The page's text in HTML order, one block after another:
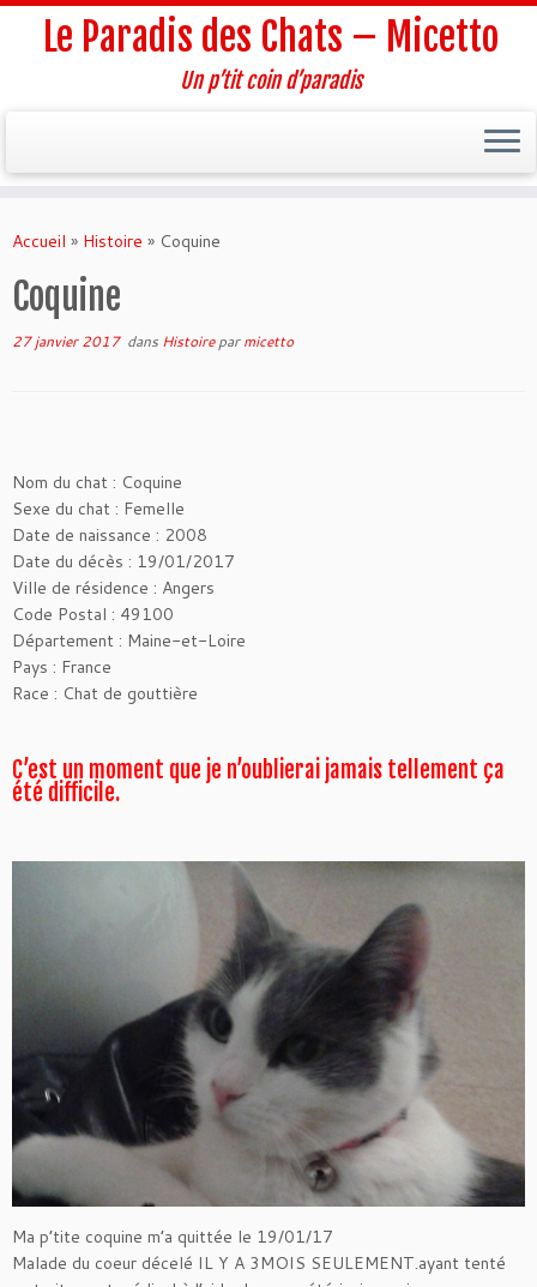
au
Le Paradis des Chats – Micetto
Un p’tit coin d’paradis
Accueil » Histoire » Coquine
Coquine
27 janvier 2017dans Histoireparmicetto
Nom du chat : Coquine
Sexe du chat : Femelle
Date de naissance : 2008
Date du décès : 19/01/2017
Ville de résidence : Angers
Code Postal : 49100
Département : Maine-et-Loire
Pays : France
Race : Chat de gouttière
C’est un moment que je n’oublierai jamais tellement ça
été difficile.
Ma p’tite coquine m’a quittée le 19/01/17
Malade du coeur décelé IL Y A 3MOIS SEULEMENT.ayant tenté